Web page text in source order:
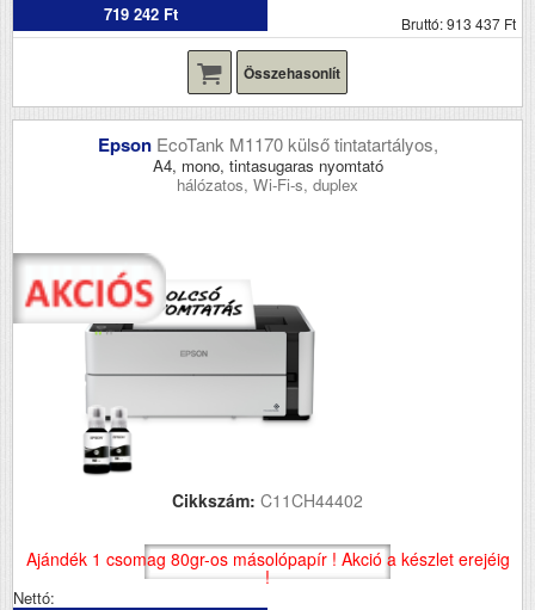
719 242 Ft
Bruttó: 913 437 Ft
Összehasonlít
Epson EcoTank M1170 külső tintatartályos,
A4, mono, tintasugaras nyomtató
hálózatos, Wi-Fi-s, duplex
Cikkszám: C11CH44402
Ajándék 1 csomag 80gr-os másolópapír ! Akció a készlet erejéig
!
Nettó: